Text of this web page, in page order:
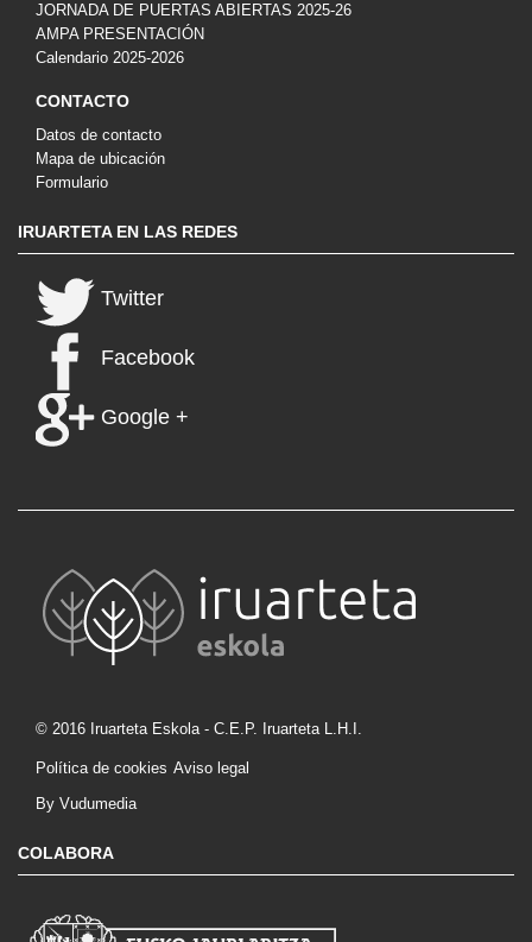
JORNADA DE PUERTAS ABIERTAS 2025-26
AMPA PRESENTACIÓN
Calendario 2025-2026
CONTACTO
Datos de contacto
Mapa de ubicación
Formulario
IRUARTETA EN LAS REDES
Twitter
Facebook
Google +
© 2016 Iruarteta Eskola - C.E.P. Iruarteta L.H.I.
Política de cookies Aviso legal
By Vudumedia
COLABORA